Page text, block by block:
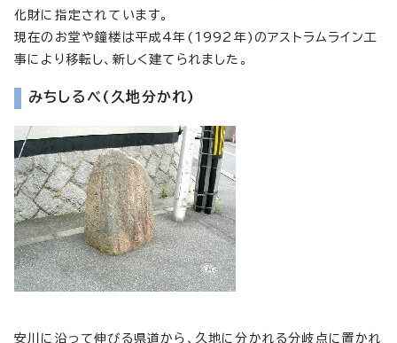
化財に指定されています。
現在のお堂や鐘楼は平成4年(1992年)のアストラムライン工
事により移転し、新しく建てられました。
みちしるべ(久地分かれ)
安川に沿って伸びる県道から、久地に分かれる分岐点に置かれ